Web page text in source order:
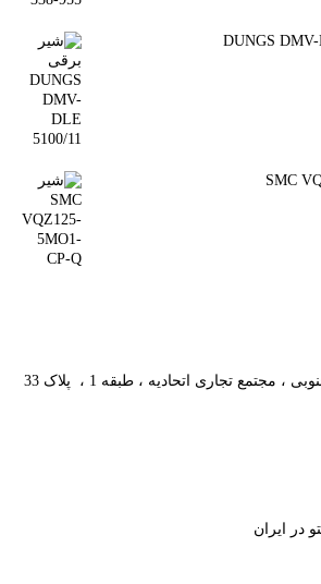
، مجتمع تجاری اتحادیه ، طبقه 1 ، پلاک 33
در ایران